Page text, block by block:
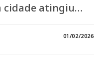
cidade atingiu…
01/02/2026